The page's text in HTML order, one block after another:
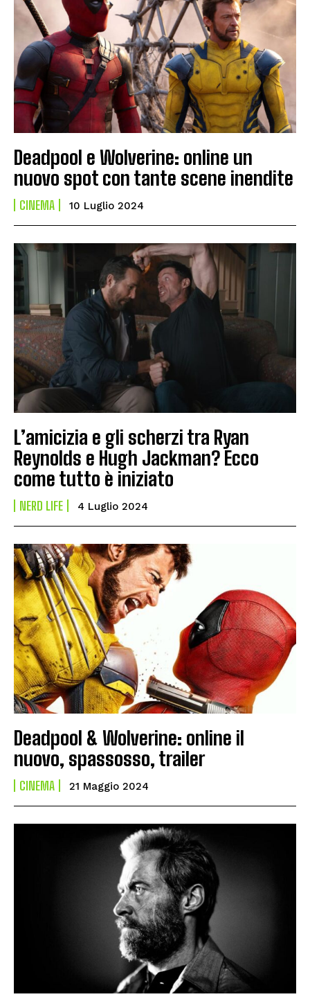
Deadpool e Wolverine: online un
nuovo spot con tante scene inendite
CINEMA 10 Luglio 2024
L’amicizia e gli scherzi tra Ryan
Reynolds e Hugh Jackman? Ecco
come tutto è iniziato
NERD LIFE 4 Luglio 2024
Deadpool & Wolverine: online il
nuovo, spassosso, trailer
CINEMA 21 Maggio 2024